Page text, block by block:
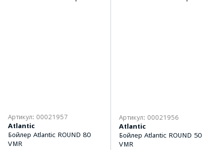
Артикул: 00021957
Atlantic
Бойлер Atlantic ROUND 80
VMR
Артикул: 00021956
Atlantic
Бойлер Atlantic ROUND 50
VMR